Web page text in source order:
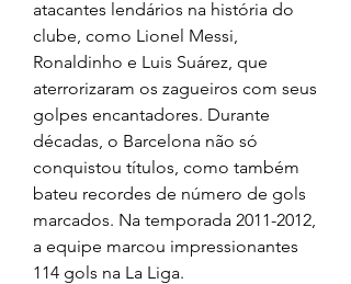
atacantes lendários na história do
clube, como Lionel Messi,
Ronaldinho e Luis Suárez, que
aterrorizaram os zagueiros com seus
golpes encantadores. Durante
décadas, o Barcelona não só
conquistou títulos, como também
bateu recordes de número de gols
marcados. Na temporada 2011-2012,
a equipe marcou impressionantes
114 gols na La Liga.